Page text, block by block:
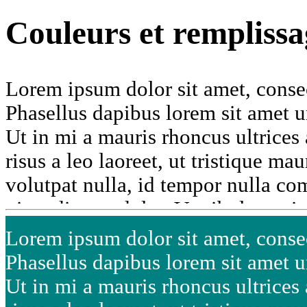
Couleurs et
Lorem ipsum dolor sit amet,
Phasellus dapibus lorem sit amet
Ut in mi a mauris rhoncus
risus a leo laoreet, ut tristique
volutpat nulla, id tempor nulla
vitae dictum dolor. Vestibulum
ultricies sapien accumsan sed.
vehicula velit ut, convallis eros.
vulputate turpis, in imperdiet
Lorem ipsum dolor sit amet,
Phasellus dapibus lorem sit amet
Ut in mi a mauris rhoncus